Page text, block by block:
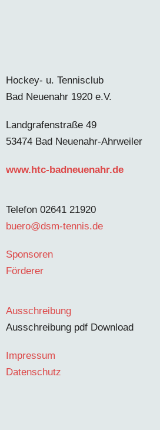
Hockey- u. Tennisclub
Bad Neuenahr 1920 e.V.
Landgrafenstraße 49
53474 Bad Neuenahr-Ahrweiler
www.htc-badneuenahr.de
Telefon 02641 21920
buero@dsm-tennis.de
Sponsoren
Förderer
Ausschreibung
Ausschreibung pdf Download
Impressum
Datenschutz